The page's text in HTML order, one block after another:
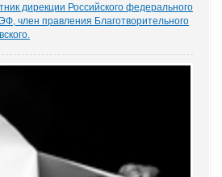
дирекции Российского федерального
член правления Благотворительного
Советник дирекции
ядерного...